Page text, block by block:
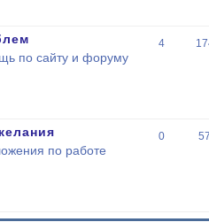
по сайту и форуму
4
по работе
0